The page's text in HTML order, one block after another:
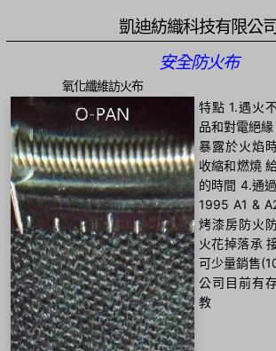
凱迪紡織科技有限公
安全防火布
氧化纖維訪火布
特點 1.遇火
品和對電絕
暴露於火焰
收縮和燃燒
的時間 4.通
1995 A1 &
烤漆房防火
火花掉落承
可少量銷售
公司目前有
教